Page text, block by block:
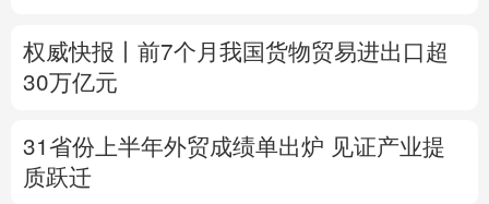
权威快报丨前7个月我国货物贸易进出口超
30万亿元
31省份上半年外贸成绩单出炉 见证产业提
质跃迁